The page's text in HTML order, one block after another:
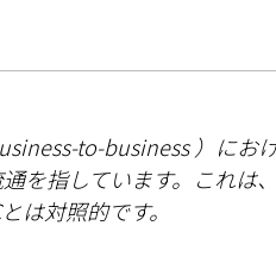
to-business ）にお
を指しています。 これは
とは対照的です。